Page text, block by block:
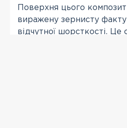
Поверхня цього
виражену зернисту
відчутної шорсткості. Це